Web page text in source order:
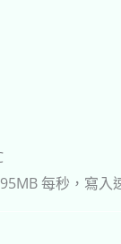
每秒，寫入